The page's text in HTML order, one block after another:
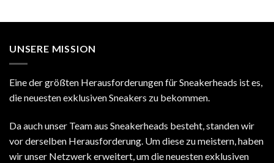
UNSERE MISSION
Eine der größten Herausforderungen für Sneakerheads ist es,
die neuesten exklusiven Sneakers zu bekommen.
Da auch unser Team aus Sneakerheads besteht, standen wir
vor derselben Herausforderung. Um diese zu meistern, haben
wir unser Netzwerk erweitert, um die neuesten exklusiven